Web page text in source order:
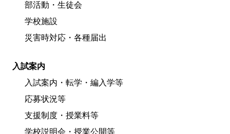
部活動・生徒会
学校施設
災害時対応・各種届出
入試案内
入試案内・転学・編入学等
応募状況等
支援制度・授業料等
学校説明会・授業公開等